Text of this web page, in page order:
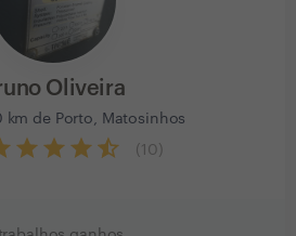
Oliveira
km de Porto, Matosinhos
10